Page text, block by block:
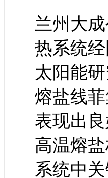
兰州大
热系统
太阳能
熔盐线
表现出
高温熔
系统中